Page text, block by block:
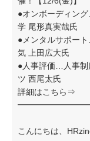
●オンボーディン
学 尾形真実哉氏
●メンタルサポー
気 上田広大氏
●人事評価…人事制
ツ 西尾太氏
詳細はこちら⇒
こんにちは、